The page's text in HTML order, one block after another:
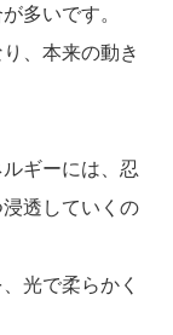
多いです。
、本来の動き
ギーには、忍
透していくの
光で柔らかく